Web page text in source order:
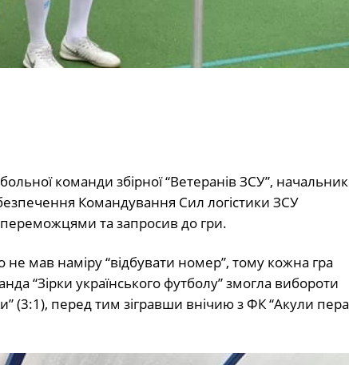
команди збірної “Ветеранів ЗСУ”, начальник
Командування Сил логістики ЗСУ
та запросив до гри.
мав наміру “відбувати номер”, тому кожна гра
“Зірки українського футболу” змогла вибороти
(3:1), перед тим зігравши внічию з ФК “Акули пера